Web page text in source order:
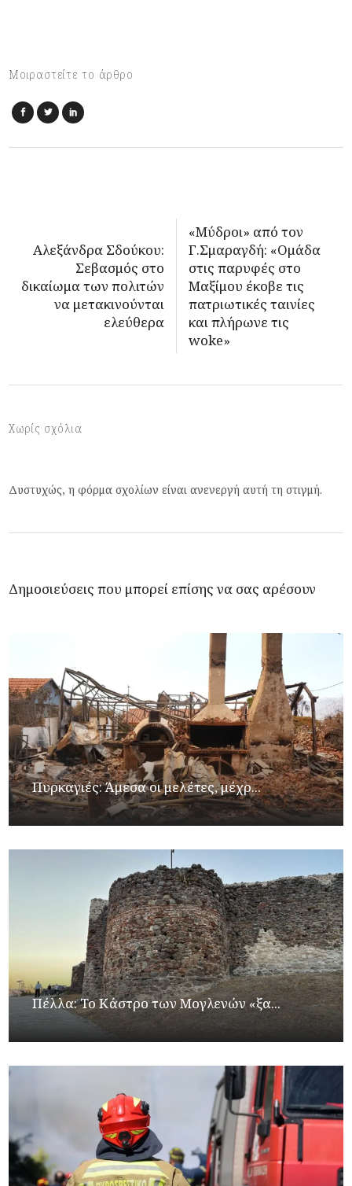
Μοιραστείτε το άρθρο
Αλεξάνδρα Σδούκου:
Σεβασμός στο
δικαίωμα των πολιτών
να μετακινούνται
ελεύθερα
«Μύδροι» από τον
Γ.Σμαραγδή: «Ομάδα
στις παρυφές στο
Μαξίμου έκοβε τις
πατριωτικές ταινίες
και πλήρωνε τις
woke»
Χωρίς σχόλια
Δυστυχώς, η φόρμα σχολίων είναι ανενεργή αυτή τη στιγμή.
Δημοσιεύσεις που μπορεί επίσης να σας αρέσουν
Πυρκαγιές: Άμεσα οι μελέτες, μέχρ...
Πέλλα: Το Κάστρο των Μογλενών «ξα...